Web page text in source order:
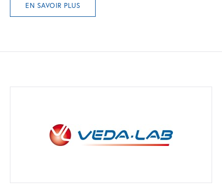
EN SAVOIR PLUS